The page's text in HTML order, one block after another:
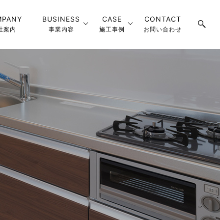
案内
BUSINESS
事業内容
CASE
施工事例
CONTACT
お問い合わせ